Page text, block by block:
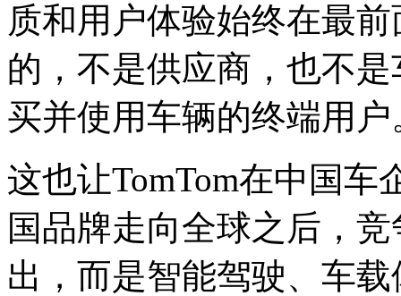
质和用户体验始终在最
的，不是供应商，也不
买并使用车辆的终端用户
这也让TomTom在中国
国品牌走向全球之后，
出，而是智能驾驶、车